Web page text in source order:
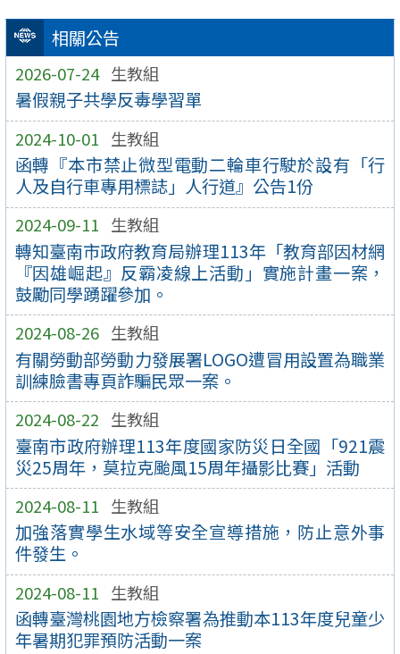
相關公告
2026-07-24 生教組
暑假親子共學反毒學習單
2024-10-01 生教組
函轉『本市禁止微型電動二輪車行駛於設有「行
人及自行車專用標誌」人行道』公告1份
2024-09-11 生教組
轉知臺南市政府教育局辦理113年「教育部因材網
『因雄崛起』反霸凌線上活動」實施計畫一案，
鼓勵同學踴躍參加。
2024-08-26 生教組
有關勞動部勞動力發展署LOGO遭冒用設置為職業
訓練臉書專頁詐騙民眾一案。
2024-08-22 生教組
臺南市政府辦理113年度國家防災日全國「921震
災25周年，莫拉克颱風15周年攝影比賽」活動
2024-08-11 生教組
加強落實學生水域等安全宣導措施，防止意外事
件發生。
2024-08-11 生教組
函轉臺灣桃園地方檢察署為推動本113年度兒童少
年暑期犯罪預防活動一案